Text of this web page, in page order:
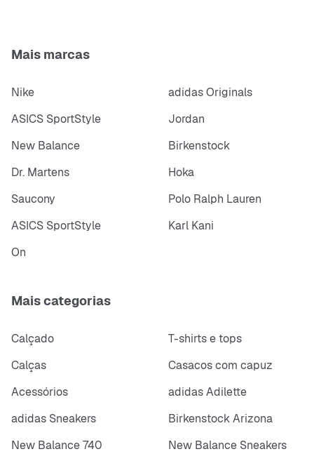
Mais marcas
Nike
adidas Originals
ASICS SportStyle
Jordan
New Balance
Birkenstock
Dr. Martens
Hoka
Saucony
Polo Ralph Lauren
ASICS SportStyle
Karl Kani
On
Mais categorias
Calçado
T-shirts e tops
Calças
Casacos com capuz
Acessórios
adidas Adilette
adidas Sneakers
Birkenstock Arizona
New Balance 740
New Balance Sneakers